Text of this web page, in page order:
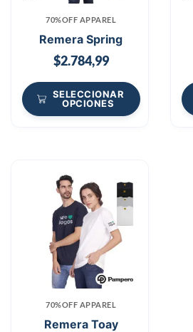
70%OFF APPAREL
Remera Spring
$2.784,99
SELECCIONAR
OPCIONES
70%OFF APPAREL
Remera Toay